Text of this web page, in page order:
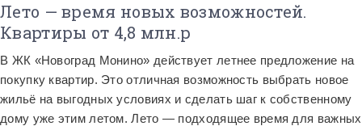
Лето — время новых возможностей.
Квартиры от 4,8 млн.р
В ЖК «Новоград Монино» действует летнее предложение на
покупку квартир. Это отличная возможность выбрать новое
жильё на выгодных условиях и сделать шаг к собственному
дому уже этим летом. Лето — подходящее время для важных